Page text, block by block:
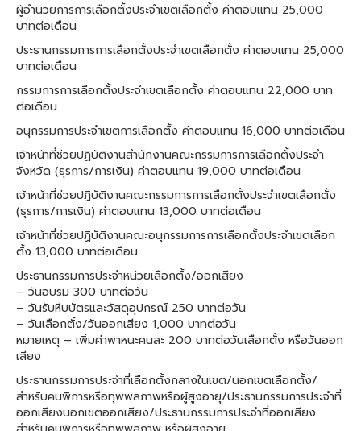
ผู้อำนวยการการเลือกตั้งประจำเขตเลือกตั้ง ค่าตอบแทน 25,000
บาทต่อเดือน
ประธานกรรมการการเลือกตั้งประจำเขตเลือกตั้ง ค่าตอบแทน 25,000
บาทต่อเดือน
กรรมการการเลือกตั้งประจำเขตเลือกตั้ง ค่าตอบแทน 22,000 บาท
ต่อเดือน
อนุกรรมการประจำเขตการเลือกตั้ง ค่าตอบแทน 16,000 บาทต่อเดือน
เจ้าหน้าที่ช่วยปฏิบัติงานสำนักงานคณะกรรมการการเลือกตั้งประจำ
จังหวัด (ธุรการ/การเงิน) ค่าตอบแทน 19,000 บาทต่อเดือน
เจ้าหน้าที่ช่วยปฏิบัติงานคณะกรรมการการเลือกตั้งประจำเขตเลือกตั้ง
(ธุรการ/การเงิน) ค่าตอบแทน 13,000 บาทต่อเดือน
เจ้าหน้าที่ช่วยปฏิบัติงานคณะอนุกรรมการการเลือกตั้งประจำเขตเลือก
ตั้ง 13,000 บาทต่อเดือน
ประธานกรรมการประจำหน่วยเลือกตั้ง/ออกเสียง
– วันอบรม 300 บาทต่อวัน
– วันรับหีบบัตรและวัสดุอุปกรณ์ 250 บาทต่อวัน
– วันเลือกตั้ง/วันออกเสียง 1,000 บาทต่อวัน
หมายเหตุ – เพิ่มค่าพาหนะคนละ 200 บาทต่อวันเลือกตั้ง หรือวันออก
เสียง
ประธานกรรมการประจำที่เลือกตั้งกลางในเขต/นอกเขตเลือกตั้ง/
สำหรับคนพิการหรือทุพพลภาพหรือผู้สูงอายุ/ประธานกรรมการประจำที่
ออกเสียงนอกเขตออกเสียง/ประธานกรรมการประจำที่ออกเสียง